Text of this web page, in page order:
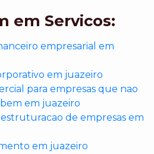
em Servicos:
empresarial em
em juazeiro
para empresas que nao
em juazeiro
de empresas em
em juazeiro